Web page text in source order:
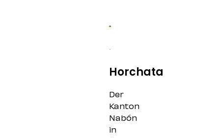
Horchata
Der
Kanton
Nabón
in